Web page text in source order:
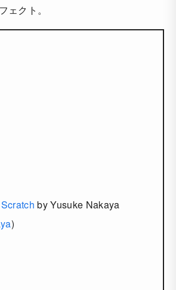
ェクト。
by Yusuke Nakaya
)